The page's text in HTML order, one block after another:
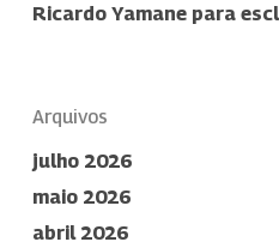
Ricardo Yamane para
Arquivos
julho 2026
maio 2026
abril 2026